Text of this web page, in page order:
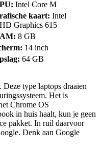
Intel Core M
kaart: Intel
Graphics 615
8 GB
14 inch
64 GB
Deze type laptops draaien
Het is
Chrome OS
in huis haalt, kun je geen
pakket. In ruil daarvoor
Denk aan Google